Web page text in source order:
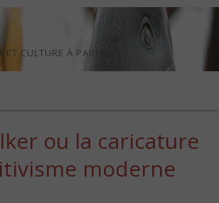
CULTURE À PARIS
ou la caricature
moderne